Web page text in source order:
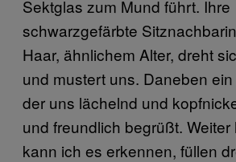
Sektglas zum Mund führt. Ihre
schwarzgefärbte
Haar, ähnlichem Alter, dreht
und mustert uns. Daneben
der uns lächelnd und
und freundlich begrüßt. Weiter
kann ich es erkennen, füllen